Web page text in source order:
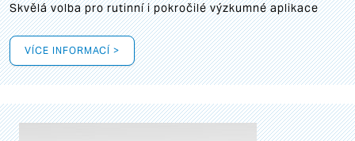
Skvělá volba pro rutinní i pokročilé výzkumné aplikace
VÍCE INFORMACÍ >